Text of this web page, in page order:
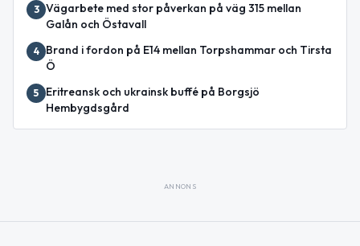
3 Vägarbete med stor påverkan på väg 315 mellan
Galån och Östavall
4
Brand i fordon på E14 mellan Torpshammar och Tirsta
Ö
5
Eritreansk och ukrainsk buffé på Borgsjö
Hembygdsgård
ANNONS